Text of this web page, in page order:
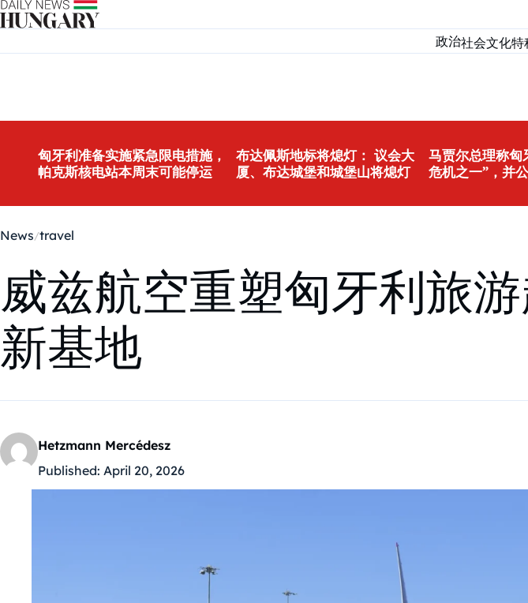
Skip to content
政治社会文化特
匈牙利准备实施紧急限电措施，
帕克斯核电站本周末可能停运
布达佩斯地标将熄灯： 议会大
厦、布达城堡和城堡山将熄灯
马贾尔总理称匈
危机之一”，并
News travel
威兹航空重塑匈牙利旅
新基地
Hetzmann Mercédesz
Published: April 20, 2026